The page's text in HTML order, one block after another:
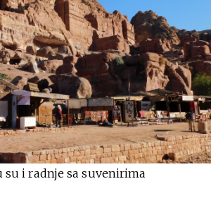
i radnje sa suvenirima